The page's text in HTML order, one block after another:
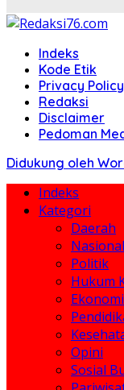
Indeks
Kode Etik
Privacy Policy
Redaksi
Disclaimer
Pedoman
Didukung oleh
Indeks
Kategori
Daerah
Nasional
Politik
Hukum
Opini
Sosial